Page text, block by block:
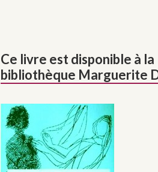
Ce livre est disponible à la
bibliothèque Marguerite